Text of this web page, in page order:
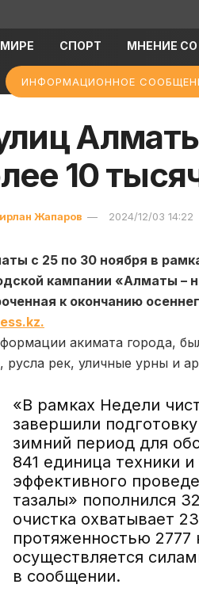
СПОРТ МНЕНИЕ
ИНФОРМАЦИОННОЕ
10
Жапаров 2024/12/03 14:22
с 25 по 30 ноября в
кампании «Алматы –
к окончанию
акимата города,
русла рек, уличные урны и
«В рамках Недели
завершили
зимний период для
841 единица техники
эффективного
тазалық» пополнился
очистка охватывает
протяженностью
осуществляется
в сообщении.